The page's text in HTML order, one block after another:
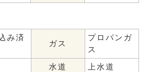
み済
ガス
プロパンガ
ス
水道 上水道